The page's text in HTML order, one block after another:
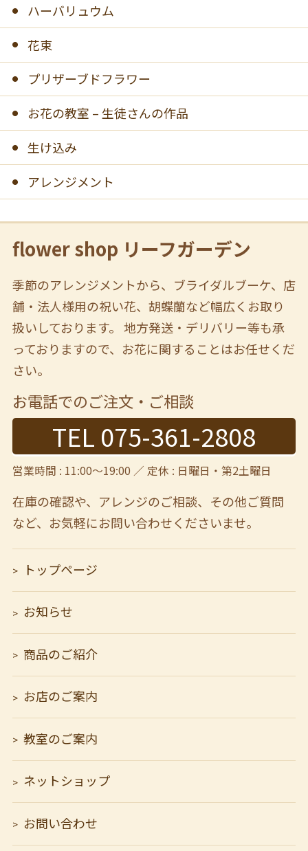
ハーバリュウム
花束
プリザーブドフラワー
お花の教室 – 生徒さんの作品
生け込み
アレンジメント
flower shop リーフガーデン
季節のアレンジメントから、ブライダルブーケ、店
舗・法人様用の祝い花、胡蝶蘭など幅広くお取り
扱いしております。 地方発送・デリバリー等も承
っておりますので、お花に関することはお任せくだ
さい。
お電話でのご注文・ご相談
TEL 075-361-2808
営業時間 : 11:00～19:00 ／ 定休 : 日曜日・第2土曜日
在庫の確認や、アレンジのご相談、その他ご質問
など、 お気軽にお問い合わせくださいませ。
トップページ
お知らせ
商品のご紹介
お店のご案内
教室のご案内
ネットショップ
お問い合わせ